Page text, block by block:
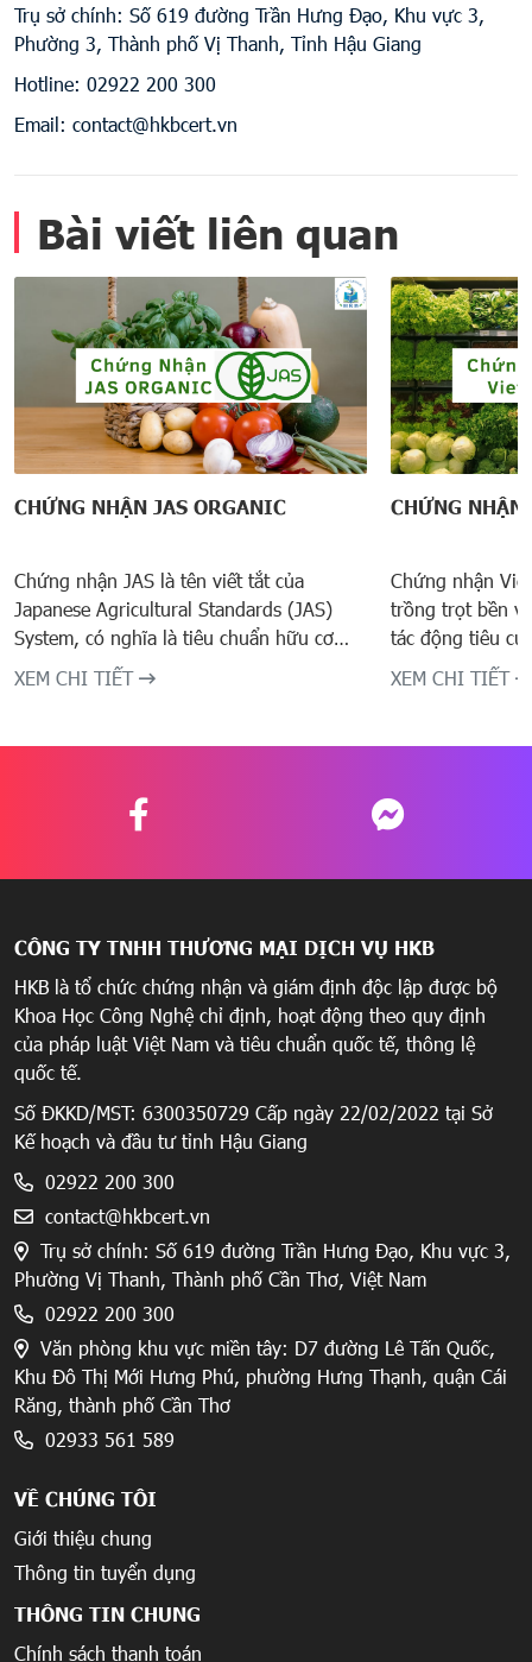
Trụ sở chính: Số 619 đường Trần Hưng Đạo, Khu vực 3,
Phường 3, Thành phố Vị Thanh, Tỉnh Hậu Giang
Hotline: 02922 200 300
Email: contact@hkbcert.vn
Bài viết liên quan
CHỨNG NHẬN JAS ORGANIC
Chứng nhận JAS là tên viết tắt của
Japanese Agricultural Standards (JAS)
System, có nghĩa là tiêu chuẩn hữu cơ
nông nghiệp Nhật Bản.
XEM CHI TIẾT
CHỨNG NHẬN
Chứng nhận
trồng trọt bền
tác động tiêu
bảo lợi ích xã
XEM CHI TIẾT
CÔNG TY TNHH THƯƠNG MẠI DỊCH VỤ HKB
HKB là tổ chức chứng nhận và giám định độc lập được bộ
Khoa Học Công Nghệ chỉ định, hoạt động theo quy định
của pháp luật Việt Nam và tiêu chuẩn quốc tế, thông lệ
quốc tế.
Số ĐKKD/MST: 6300350729 Cấp ngày 22/02/2022 tại Sở
Kế hoạch và đầu tư tỉnh Hậu Giang
02922 200 300
contact@hkbcert.vn
Trụ sở chính: Số 619 đường Trần Hưng Đạo, Khu vực 3,
Phường Vị Thanh, Thành phố Cần Thơ, Việt Nam
02922 200 300
Văn phòng khu vực miền tây: D7 đường Lê Tấn Quốc,
Khu Đô Thị Mới Hưng Phú, phường Hưng Thạnh, quận Cái
Răng, thành phố Cần Thơ
02933 561 589
VỀ CHÚNG TÔI
Giới thiệu chung
Thông tin tuyển dụng
THÔNG TIN CHUNG
Chính sách thanh toán